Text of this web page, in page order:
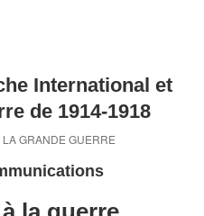
International et
de 1914-1918
GRANDE GUERRE